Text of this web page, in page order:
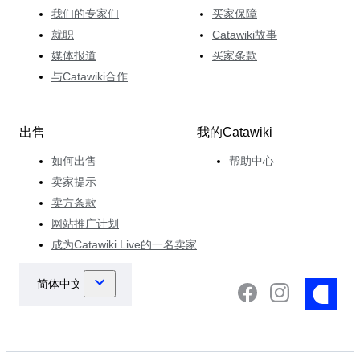
我们的专家们
就职
媒体报道
与Catawiki合作
买家保障
Catawiki故事
买家条款
出售
如何出售
卖家提示
卖方条款
网站推广计划
成为Catawiki Live的一名卖家
我的Catawiki
帮助中心